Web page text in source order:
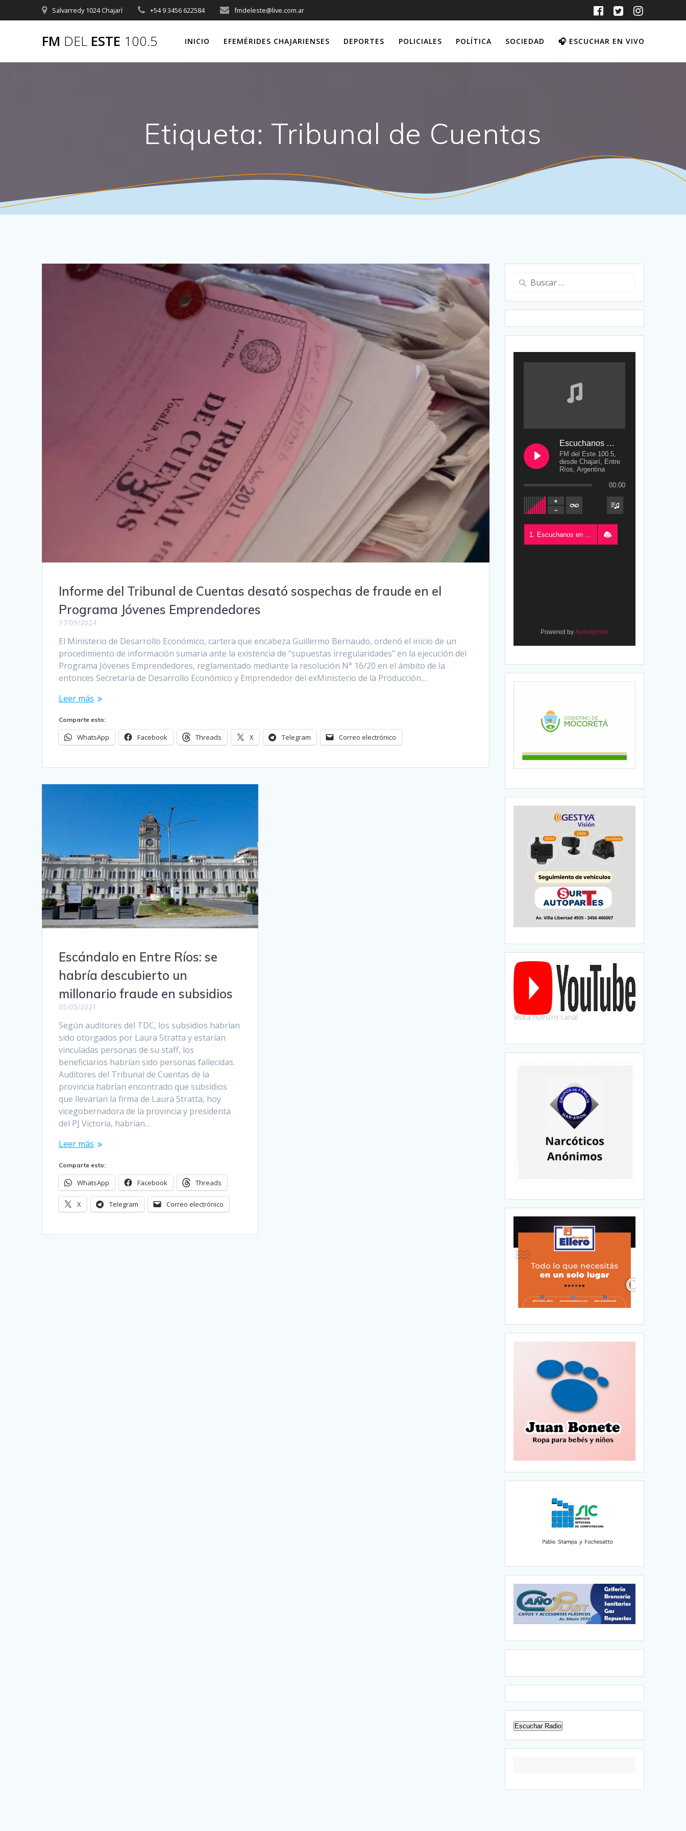
al
Salvarredy 1024 Chajarí +54 9 3456 622584 fmdeleste@live.com.ar
FM DEL ESTE 100.5 INICIO EFEMÉRIDES CHAJARIENSES DEPORTES POLICIALES POLÍTICA SOCIEDAD 🎧 ESCUCHAR EN VIVO
Etiqueta: Tribunal de Cuentas
Informe del Tribunal de Cuentas desató sospechas de fraude en el
Programa Jóvenes Emprendedores
17/09/2024
El Ministerio de Desarrollo Económico, cartera que encabeza Guillermo Bernaudo, ordenó el inicio de un
procedimiento de información sumaria ante la existencia de “supuestas irregularidades” en la ejecución del
Programa Jóvenes Emprendedores, reglamentado mediante la resolución N° 16/20 en el ámbito de la
entonces Secretaría de Desarrollo Económico y Emprendedor del exMinisterio de la Producción.…
Leer más
Comparte esto:
WhatsApp Facebook Threads X Telegram Correo electrónico
Escándalo en Entre Ríos: se
habría descubierto un
millonario fraude en subsidios
05/05/2021
Según auditores del TDC, los subsidios habrían
sido otorgados por Laura Stratta y estarían
vinculadas personas de su staff, los
beneficiarios habrían sido personas fallecidas.
Auditores del Tribunal de Cuentas de la
provincia habrían encontrado que subsidios
que llevarían la firma de Laura Stratta, hoy
vicegobernadora de la provincia y presidenta
del PJ Victoria, habrían…
Leer más
Comparte esto:
WhatsApp Facebook Threads
X Telegram Correo electrónico
Buscar:
Escuchanos en Vivo
FM del Este 100.5,
desde Chajarí, Entre
Ríos, Argentina
00:00
1. Escuchanos en Vivo - FM del Este 100.5, desde Chajarí, Entre Ríos, Argentina
Powered byAudioIgniter
Visitá nuestro canal
Escuchar Radio